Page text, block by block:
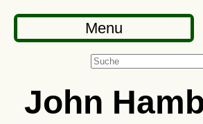
Menu
John